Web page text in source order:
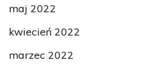
maj 2022
kwiecień 2022
marzec 2022